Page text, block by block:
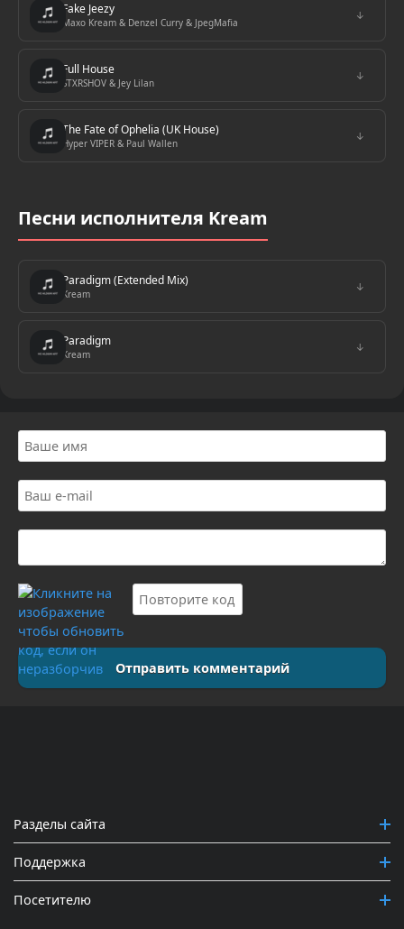
Fake Jeezy
Maxo Kream & Denzel Curry & JpegMafia
↓
Full House
STXRSHOV & Jey Lilan
↓
The Fate of Ophelia (UK House)
Hyper VIPER & Paul Wallen
↓
Песни исполнителя Kream
Paradigm (Extended Mix)
Kream
↓
Paradigm
Kream
↓
Отправить комментарий
Разделы сайта
Поддержка
Посетителю